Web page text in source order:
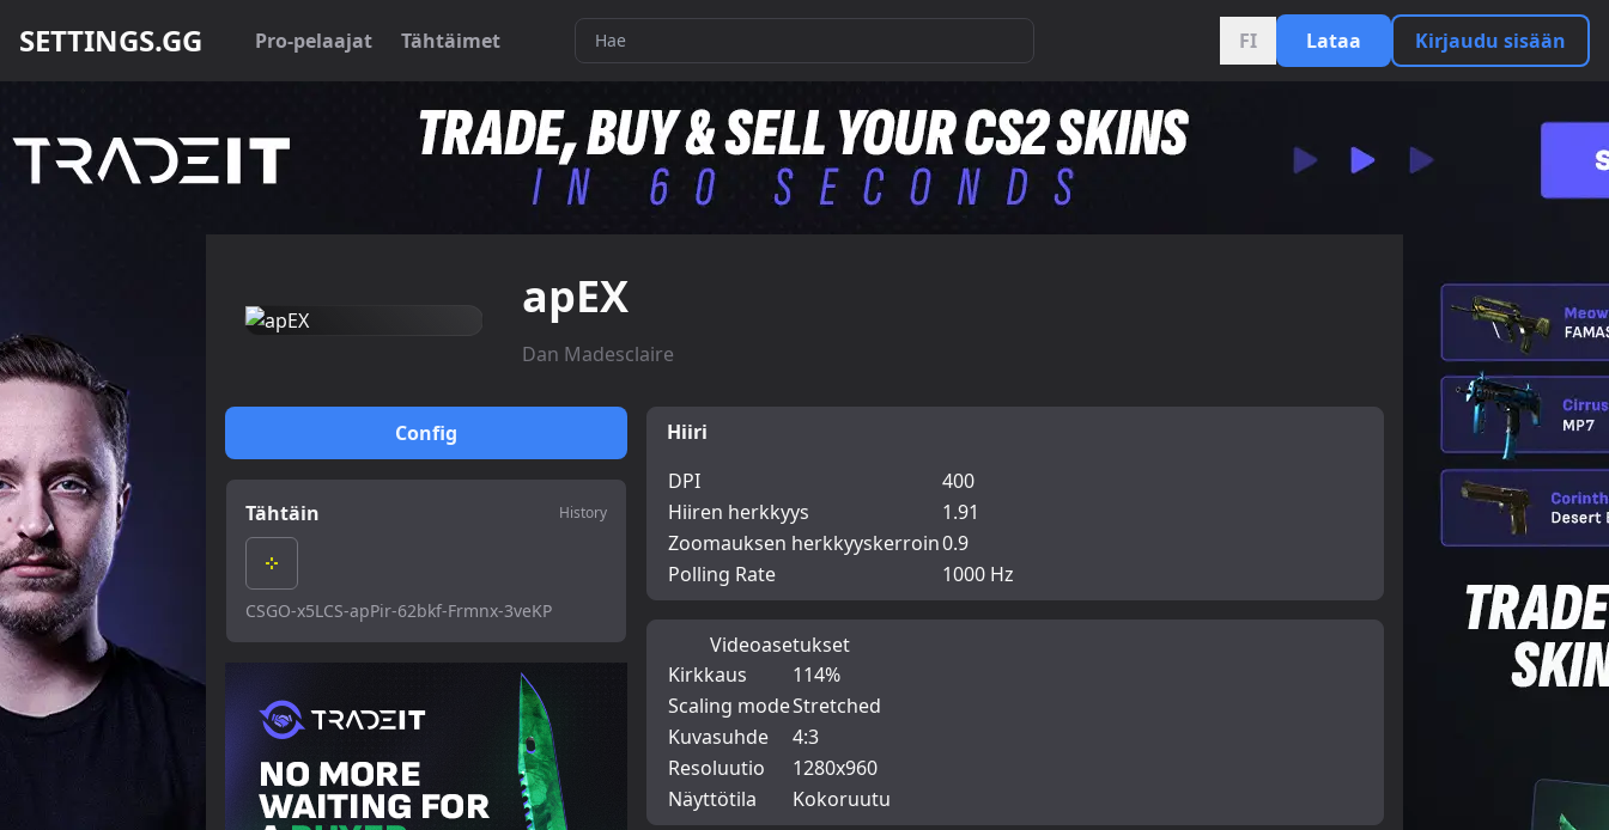
SETTINGS.GG Pro-pelaajat Tähtäimet FI Lataa Kirjaudu sisään
apEX
Dan Madesclaire
Config
Tähtäin History
CSGO-x5LCS-apPir-62bkf-Frmnx-3veKP
Hiiri
DPI
400
Hiiren herkkyys
1.91
Zoomauksen herkkyyskerroin0.9
Polling Rate
1000 Hz
Videoasetukset
Kirkkaus
114%
Scaling modeStretched
Kuvasuhde
4:3
Resoluutio
1280x960
Näyttötila
Kokoruutu